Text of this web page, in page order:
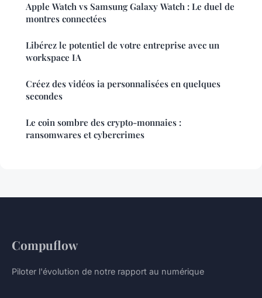
Apple Watch vs Samsung Galaxy Watch : Le duel de
montres connectées
Libérez le potentiel de votre entreprise avec un
workspace IA
Créez des vidéos ia personnalisées en quelques
secondes
Le coin sombre des crypto-monnaies :
ransomwares et cybercrimes
Compuflow
Piloter l'évolution de notre rapport au numérique